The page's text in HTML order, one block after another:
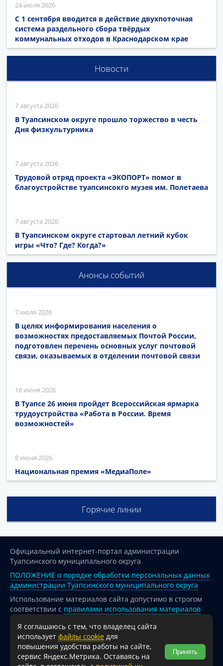
24 июля 2026
С 1 сентября вводится в действие двухпоточная
система раздельного сбора твёрдых
коммунальных отходов в Краснодарском крае
Новости
7 августа 2026
В Туапсинском округе прошло торжество в честь
Дня физкультурника
7 августа 2026
Трудовой отряд проекта «ЭКОПОРТ» помог в
благоустройстве туапсинсокго музея им. Полетаева
7 августа 2026
В Туапсинском округе стартовал летний кубок
игры «Что? Где? Когда?»
Анонсы событий
7 июля 2026
В целях информирования населения о
возможностях предоставляемых Почтой России,
подготовлен перечень основных услуг почтовой
связи, оказываемых в отделении почтовой связи
18 июня 2026
В Туапсе 26 июня пройдет Всероссийская ярмарка
трудоустройства «Работа в России. Время
возможностей»
8 июня 2026
Национальная премия «МедиаПоле»
Горячие линии
Официальный интернет-портал администрации
Туапсинского муниципального округа
ПОЛОЖЕНИЕ о порядке обработки персональных данных
администрации Туапсинского муниципального округа
Использование материалов сайта допустимо в строгом
соответствии с правилами использования материалов
опубликованных на сайте
При перепечатке и использовании информации ссылка
на источник обязательна.
Для сайтов и страниц сети Интернет обязательна
Я соглашаюсь с тем, что владелец сайта
использует файлы cookie для
повышения удобства работы на сайте,
сервис Яндекс.Метрика. Оставаясь на
Принять